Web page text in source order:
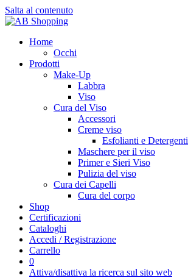
Salta al contenuto
Home
Occhi
Prodotti
Make-Up
Labbra
Viso
Cura del Viso
Accessori
Creme viso
Esfolianti e Detergenti
Maschere per il viso
Primer e Sieri Viso
Pulizia del viso
Cura dei Capelli
Cura del corpo
Shop
Certificazioni
Cataloghi
Accedi / Registrazione
Carrello
0
Attiva/disattiva la ricerca sul sito web